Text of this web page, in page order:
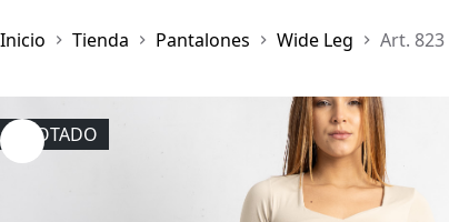
Inicio Tienda Pantalones Wide Leg Art.
AGOTADO